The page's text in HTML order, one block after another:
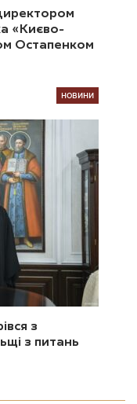
«Києво-
Остапенком
НОВИНИ
з
з питань